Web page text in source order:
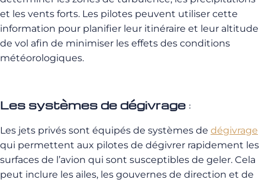
et les vents forts. Les pilotes peuvent utiliser cette
information pour planifier leur itinéraire et leur altitude
de vol afin de minimiser les effets des conditions
météorologiques.
Les systèmes de dégivrage :
Les jets privés sont équipés de systèmes de dégivrage
qui permettent aux pilotes de dégivrer rapidement les
surfaces de l’avion qui sont susceptibles de geler. Cela
peut inclure les ailes, les gouvernes de direction et de